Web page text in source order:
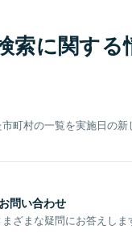
索に関する
町村の一覧を実施日の新
問い合わせ
ざまな疑問にお答えしま